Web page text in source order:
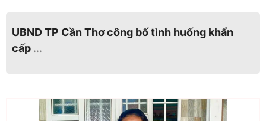
UBND TP Cần Thơ công bố tình huống khẩn
cấp ...